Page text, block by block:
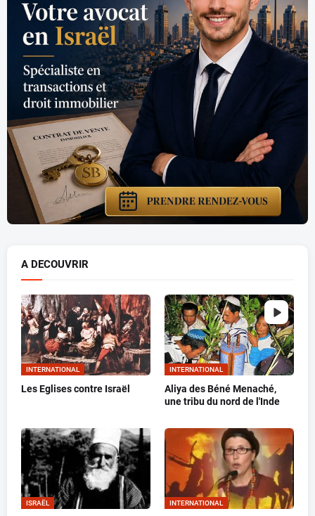
A DECOUVRIR
INTERNATIONAL
Les Eglises contre Israël
INTERNATIONAL
Aliya des Béné Menaché,
une tribu du nord de l'Inde
ISRAËL INTERNATIONAL